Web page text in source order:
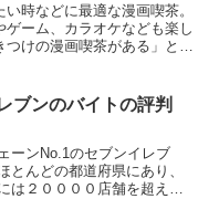
時などに最適な漫画喫茶。
ーム、カラオケなども楽し
けの漫画喫茶がある」とい
ブンのバイトの評判
ーンNo.1のセブンイレブ
とんどの都道府県にあり、
は２００００店舗を超え圧